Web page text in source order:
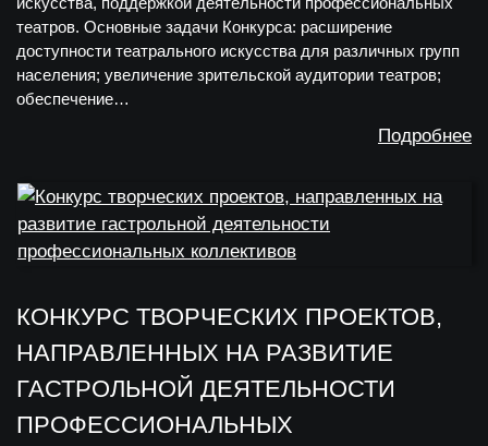
театров. Основные задачи Конкурса: расширение
доступности театрального искусства для различных групп
населения; увеличение зрительской аудитории театров;
обеспечение…
Подробнее
КОНКУРС ТВОРЧЕСКИХ ПРОЕКТОВ,
НАПРАВЛЕННЫХ НА РАЗВИТИЕ
ГАСТРОЛЬНОЙ ДЕЯТЕЛЬНОСТИ
ПРОФЕССИОНАЛЬНЫХ